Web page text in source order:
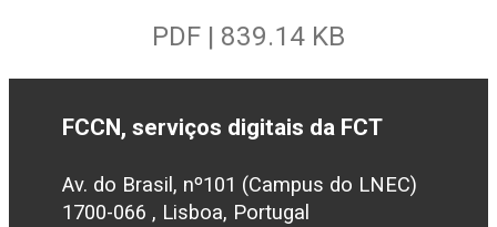
PDF | 839.14 KB
FCCN, serviços digitais da FCT
Av. do Brasil, nº101 (Campus do LNEC)
1700-066 , Lisboa, Portugal